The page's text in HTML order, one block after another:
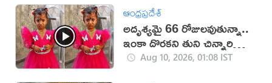
ఆంధ్రప్రదేశ్
అదృశ్యమై 66 రోజులవుతున్నా..
ఇంకా దొరకని తుని చిన్నారి
ఆచూకీ (VIDEO)
Aug 10, 2026, 01:08 IST